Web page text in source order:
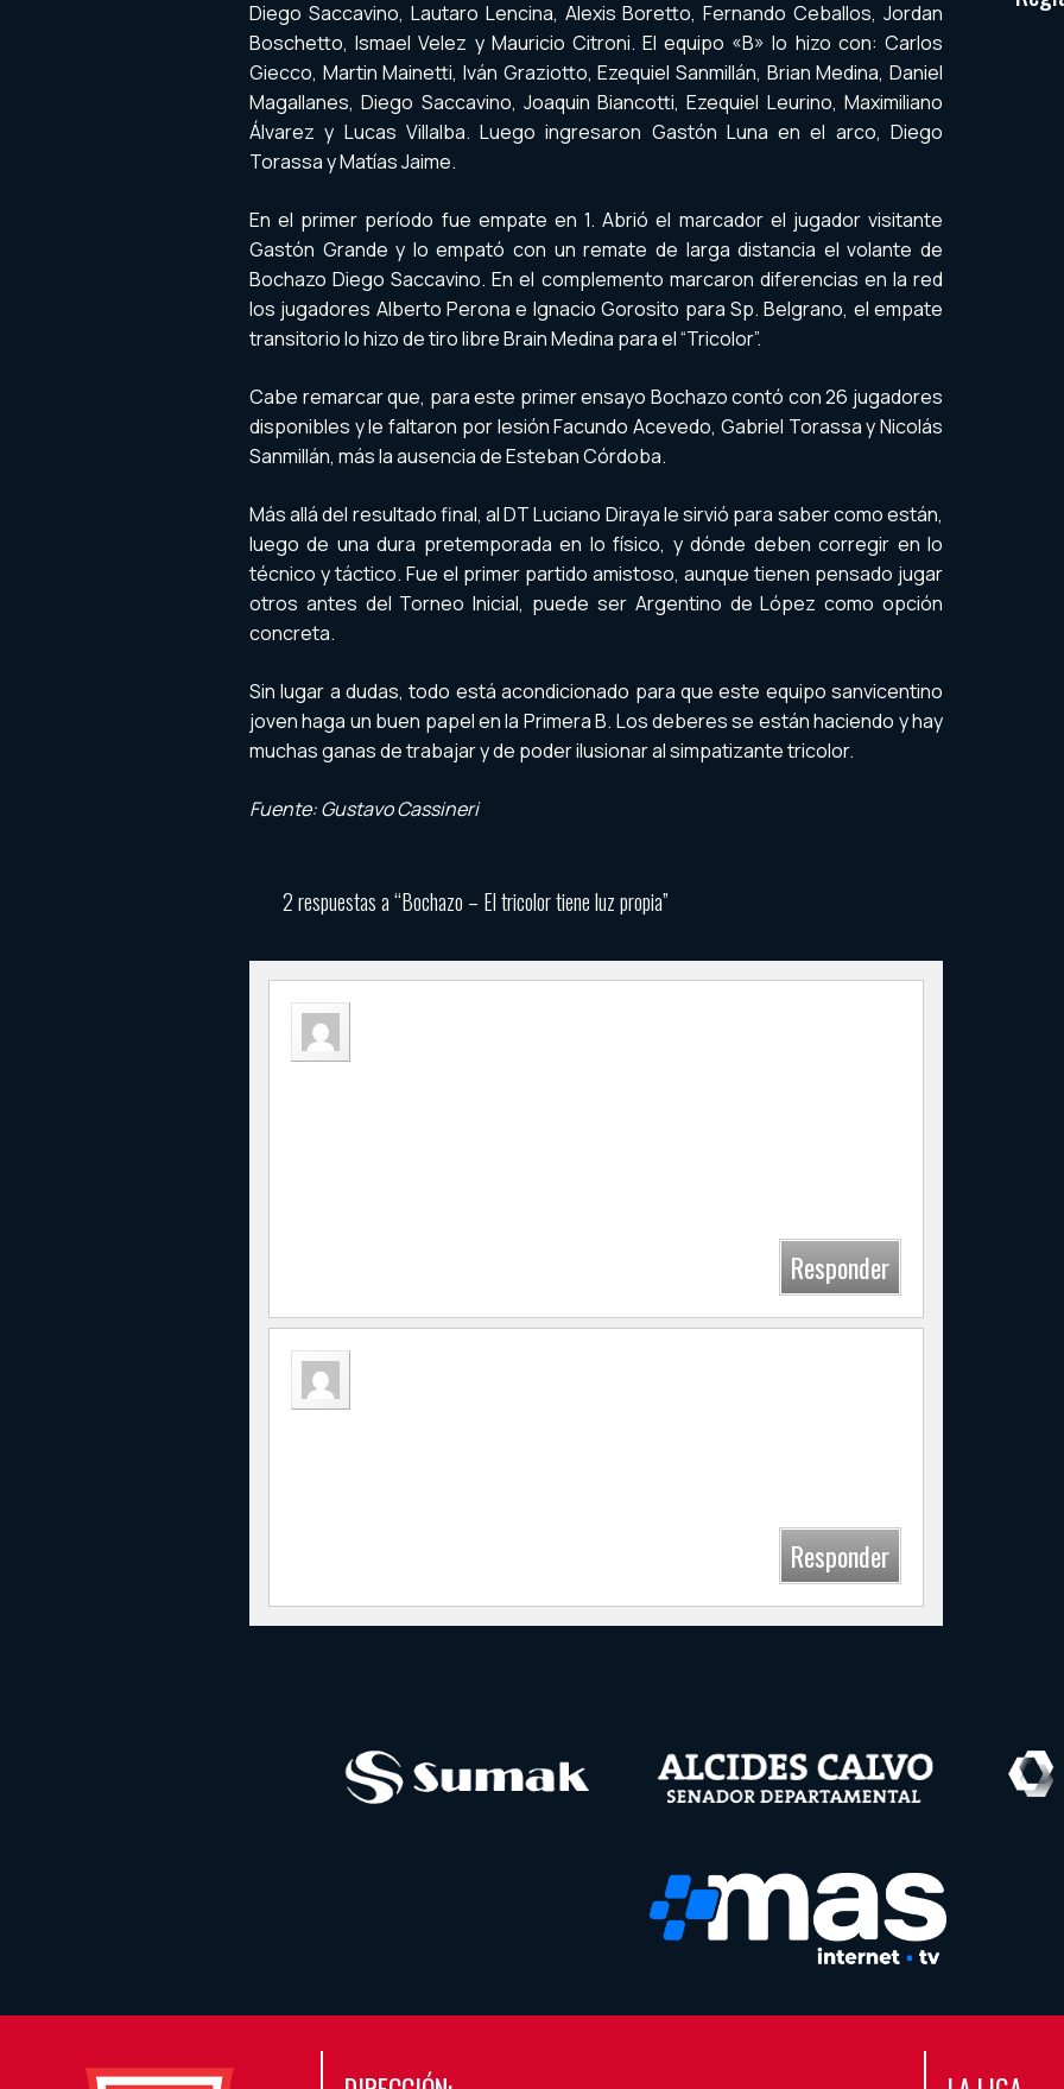
Diego Saccavino, Lautaro Lencina, Alexis Boretto, Fernando Ceballos, Jordan
Boschetto, Ismael Velez y Mauricio Citroni. El equipo «B» lo hizo con: Carlos
Giecco, Martin Mainetti, Iván Graziotto, Ezequiel Sanmillán, Brian Medina, Daniel
Magallanes, Diego Saccavino, Joaquin Biancotti, Ezequiel Leurino, Maximiliano
Álvarez y Lucas Villalba. Luego ingresaron Gastón Luna en el arco, Diego
Torassa y Matías Jaime.
En el primer período fue empate en 1. Abrió el marcador el jugador visitante
Gastón Grande y lo empató con un remate de larga distancia el volante de
Bochazo Diego Saccavino. En el complemento marcaron diferencias en la red
los jugadores Alberto Perona e Ignacio Gorosito para Sp. Belgrano, el empate
transitorio lo hizo de tiro libre Brain Medina para el “Tricolor”.
Cabe remarcar que, para este primer ensayo Bochazo contó con 26 jugadores
disponibles y le faltaron por lesión Facundo Acevedo, Gabriel Torassa y Nicolás
Sanmillán, más la ausencia de Esteban Córdoba.
Más allá del resultado final, al DT Luciano Diraya le sirvió para saber como están,
luego de una dura pretemporada en lo físico, y dónde deben corregir en lo
técnico y táctico. Fue el primer partido amistoso, aunque tienen pensado jugar
otros antes del Torneo Inicial, puede ser Argentino de López como opción
concreta.
Sin lugar a dudas, todo está acondicionado para que este equipo sanvicentino
joven haga un buen papel en la Primera B. Los deberes se están haciendo y hay
muchas ganas de trabajar y de poder ilusionar al simpatizante tricolor.
Fuente: Gustavo Cassineri
2 respuestas a “Bochazo – El tricolor tiene luz propia”
Responder
Responder